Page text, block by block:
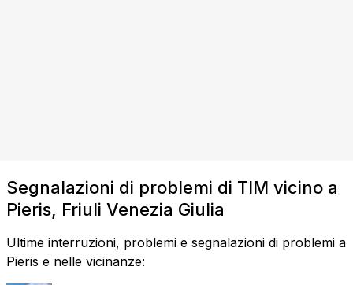
Segnalazioni di problemi di TIM vicino a
Pieris, Friuli Venezia Giulia
Ultime interruzioni, problemi e segnalazioni di problemi a
Pieris e nelle vicinanze: